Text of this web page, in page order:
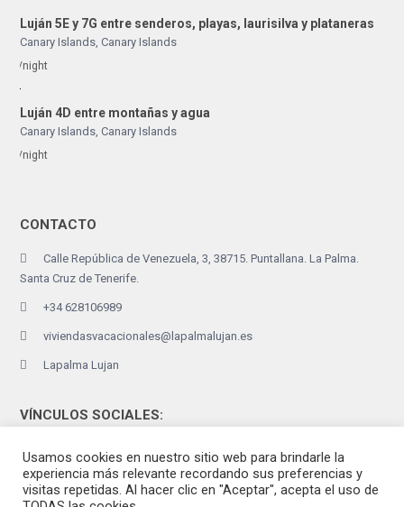
Luján 5E y 7G entre senderos, playas, laurisilva y plataneras
Canary Islands, Canary Islands
/night
Luján 4D entre montañas y agua
Canary Islands, Canary Islands
/night
CONTACTO
Calle República de Venezuela, 3, 38715. Puntallana. La Palma.
Santa Cruz de Tenerife.
+34 628106989
viviendasvacacionales@lapalmalujan.es
Lapalma Lujan
VÍNCULOS SOCIALES:
Usamos cookies en nuestro sitio web para brindarle la
experiencia más relevante recordando sus preferencias y
visitas repetidas. Al hacer clic en "Aceptar", acepta el uso de